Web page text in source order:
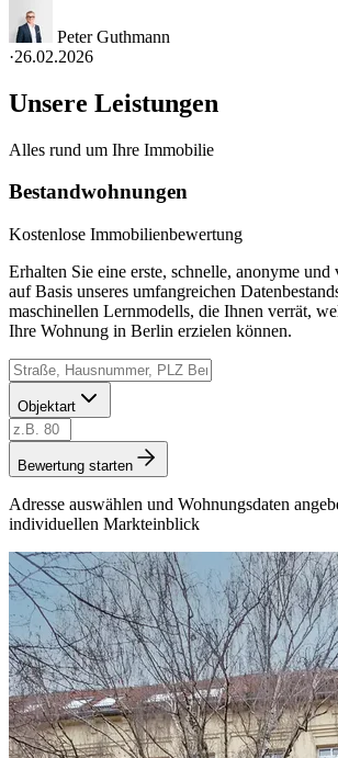
Peter Guthmann
·26.02.2026
Unsere Leistungen
Alles rund um Ihre Immobilie
Bestandwohnungen
Kostenlose Immobilienbewertung
Erhalten Sie eine erste, schnelle, anonyme
auf Basis unseres umfangreichen
maschinellen Lernmodells, die Ihnen verrät,
Ihre Wohnung in Berlin erzielen können.
Objektart
Bewertung starten
Adresse auswählen und Wohnungsdaten
individuellen Markteinblick